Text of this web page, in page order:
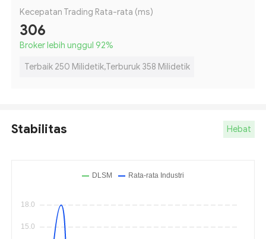
Kecepatan Trading Rata-rata (ms)
306
Broker lebih unggul 92%
Terbaik 250 Milidetik,Terburuk 358 Milidetik
Stabilitas Hebat